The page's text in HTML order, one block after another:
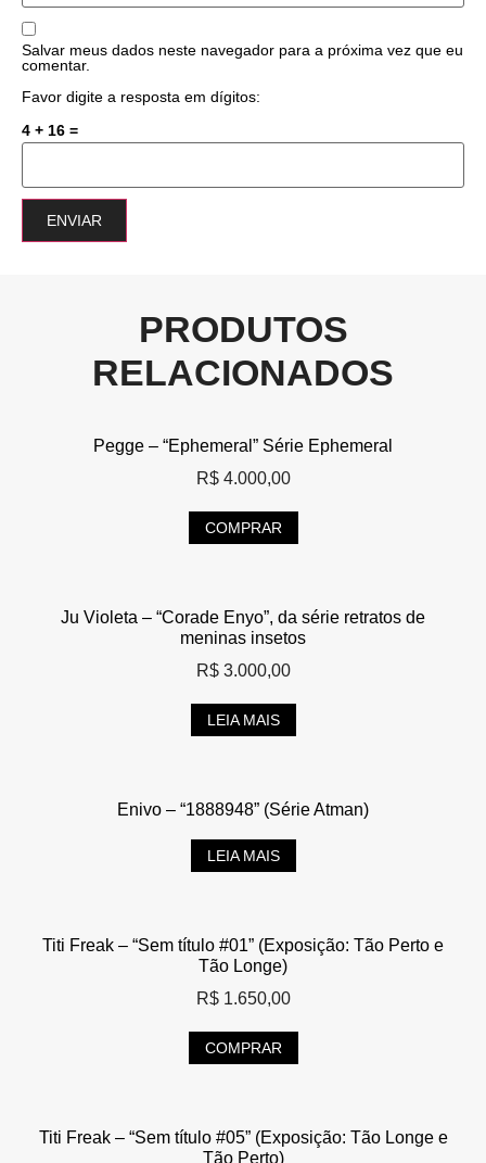
Salvar meus dados neste navegador para a próxima vez que eu
comentar.
Favor digite a resposta em dígitos:
4 + 16 =
PRODUTOS
RELACIONADOS
Pegge – “Ephemeral” Série Ephemeral
R$4.000,00
COMPRAR
Ju Violeta – “Corade Enyo”, da série retratos de
meninas insetos
R$3.000,00
LEIA MAIS
Enivo – “1888948” (Série Atman)
LEIA MAIS
Titi Freak – “Sem título #01” (Exposição: Tão Perto e
Tão Longe)
R$1.650,00
COMPRAR
Titi Freak – “Sem título #05” (Exposição: Tão Longe e
Tão Perto)